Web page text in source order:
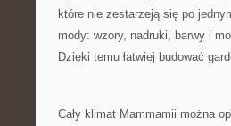
które nie zestarzeją się po
mody: wzory, nadruki, barwy i
Dzięki temu łatwiej budować
Cały klimat Mammamii można